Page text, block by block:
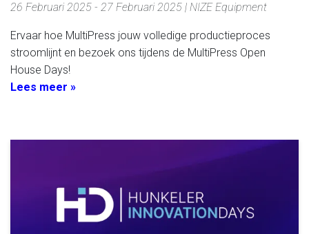
26 Februari 2025 - 27 Februari 2025 | NIZE Equipment
Ervaar hoe MultiPress jouw volledige productieproces
stroomlijnt en bezoek ons tijdens de MultiPress Open
House Days!
Lees meer »